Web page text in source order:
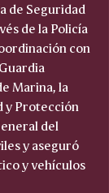
de Seguridad
de la Policía
con
Marina, la
y Protección
del
y aseguró
y vehículos